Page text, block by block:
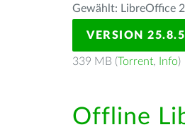
Gewählt: LibreOffice
VERSION
339 MB (Torrent, Info)
Offline